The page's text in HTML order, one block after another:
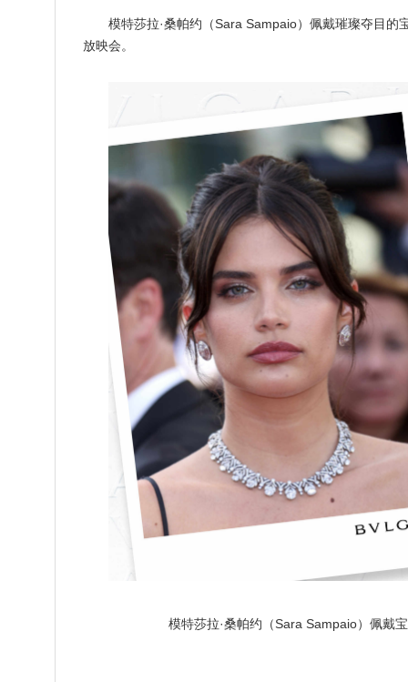
模特莎拉·桑帕约（Sara Sampaio）佩戴璀璨夺目
放映会。
模特莎拉·桑帕约（Sara Sampaio）佩戴